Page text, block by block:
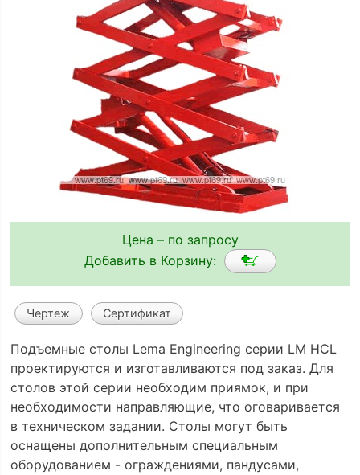
Цена – по запросу
Добавить в Корзину:
Чертеж Сертификат
Подъемные столы Lema Engineering серии LM HCL
проектируются и изготавливаются под заказ. Для
столов этой серии необходим приямок, и при
необходимости направляющие, что оговаривается
в техническом задании. Столы могут быть
оснащены дополнительным специальным
оборудованием - ограждениями, пандусами,